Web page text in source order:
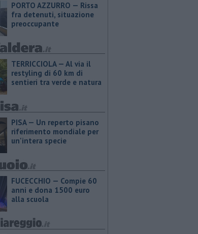
PORTO AZZURRO — Rissa
fra detenuti, situazione
preoccupante
TERRICCIOLA — Al via il
restyling di 60 km di
sentieri tra verde e natura
PISA — Un reperto pisano
riferimento mondiale per
un'intera specie
FUCECCHIO — Compie 60
anni e dona 1500 euro
alla scuola